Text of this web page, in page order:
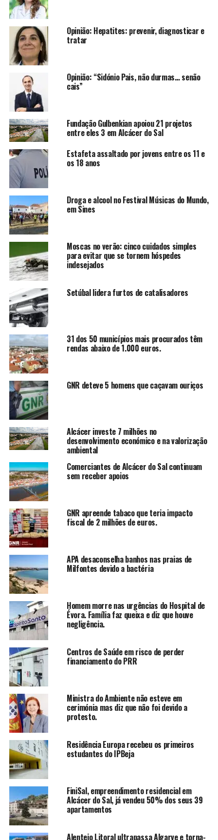
Opinião: Hepatites: prevenir, diagnosticar e
tratar
Opinião: “Sidónio Pais, não durmas… senão
cais”
Fundação Gulbenkian apoiou 21 projetos
entre eles 3 em Alcácer do Sal
Estafeta assaltado por jovens entre os 11 e
os 18 anos
Droga e alcool no Festival Músicas do Mundo,
em Sines
Moscas no verão: cinco cuidados simples
para evitar que se tornem hóspedes
indesejados
Setúbal lidera furtos de catalisadores
31 dos 50 municípios mais procurados têm
rendas abaixo de 1.000 euros.
GNR deteve 5 homens que caçavam ouriços
Alcácer investe 7 milhões no
desenvolvimento económico e na valorização
ambiental
Comerciantes de Alcácer do Sal continuam
sem receber apoios
GNR apreende tabaco que teria impacto
fiscal de 2 milhões de euros.
APA desaconselha banhos nas praias de
Milfontes devido a bactéria
Homem morre nas urgências do Hospital de
Évora. Família faz queixa e diz que houve
negligência.
Centros de Saúde em risco de perder
financiamento do PRR
Ministra do Ambiente não esteve em
cerimónia mas diz que não foi devido a
protesto.
Residência Europa recebeu os primeiros
estudantes do IPBeja
FiniSal, empreendimento residencial em
Alcácer do Sal, já vendeu 50% dos seus 39
apartamentos
Alentejo Litoral ultrapassa Algarve e torna-